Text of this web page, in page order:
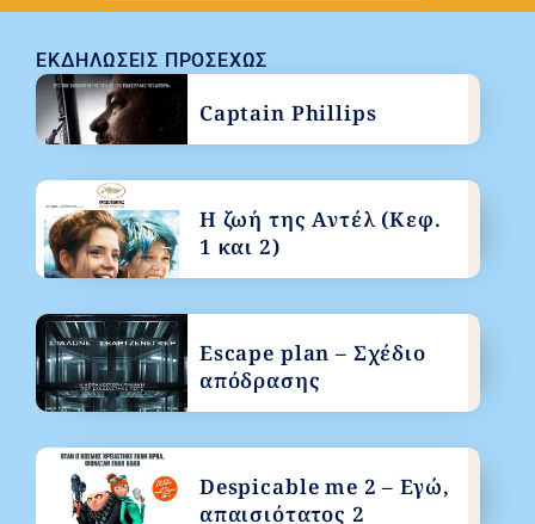
ΕΚΔΗΛΏΣΕΙΣ ΠΡΟΣΕΧΏΣ
Captain Phillips
Η ζωή της Αντέλ (Κεφ.
1 και 2)
Escape plan – Σχέδιο
απόδρασης
Despicable me 2 – Εγώ,
απαισιότατος 2